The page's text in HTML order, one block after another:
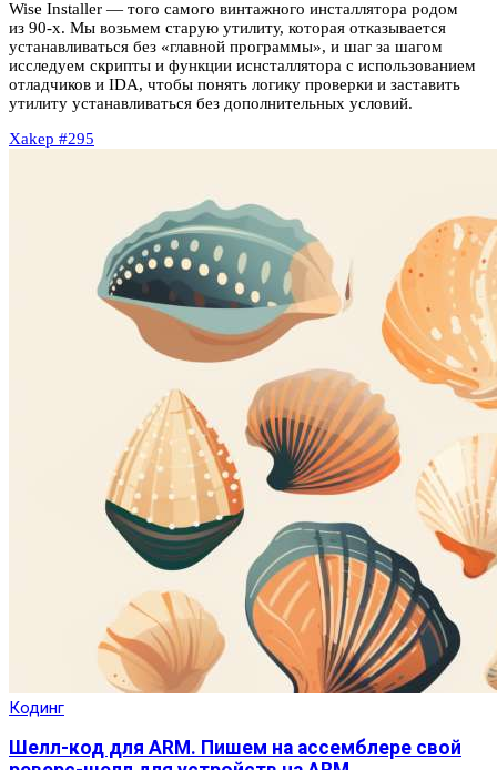
Wise Installer — того самого винтажного инсталлятора родом
из 90-х. Мы возьмем старую утилиту, которая отказывается
устанавливаться без «главной программы», и шаг за шагом
исследуем скрипты и функции иснсталлятора с использованием
отладчиков и IDA, чтобы понять логику проверки и заставить
утилиту устанавливаться без дополнительных условий.
Xakep #295
Кодинг
Шелл-код для ARM. Пишем на ассемблере свой